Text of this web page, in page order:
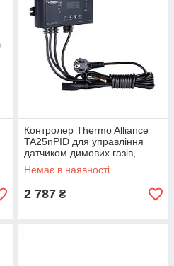
Контролер Thermo Alliance
TA25nPID для управління
датчиком димових газів,
вентилятором, насосом ЦО
Немає в наявності
2 787 ₴